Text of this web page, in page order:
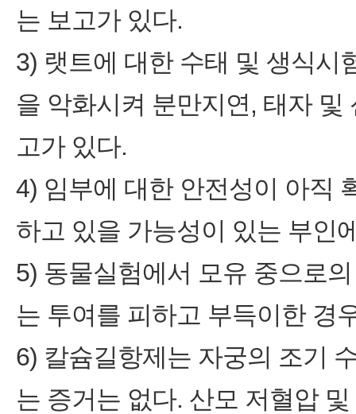
는 보고가 있다.
3) 랫트에 대한 수태 및 생식시
을 악화시켜 분만지연, 태자
고가 있다.
4) 임부에 대한 안전성이 아직
하고 있을 가능성이 있는 부인
5) 동물실험에서 모유 중으로
는 투여를 피하고 부득이한 경
6) 칼슘길항제는 자궁의 조기
는 증거는 없다. 산모 저혈압